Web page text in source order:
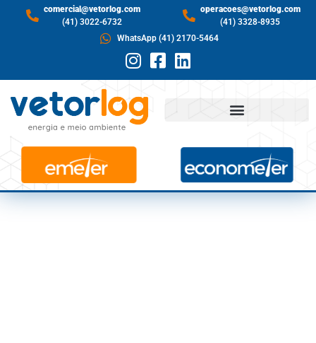
comercial@vetorlog.com
(41) 3022-6732
operacoes@vetorlog.com
(41) 3328-8935
WhatsApp (41) 2170-5464